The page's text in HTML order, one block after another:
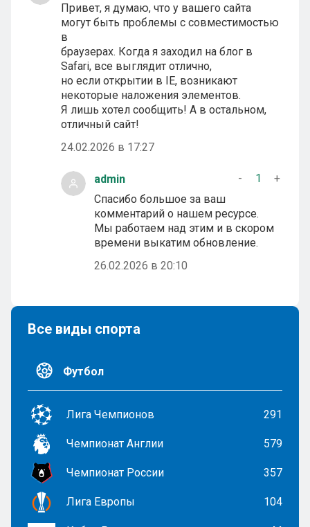
Привет, я думаю, что у вашего сайта
могут быть проблемы с совместимостью
в
браузерах. Когда я заходил на блог в
Safari, все выглядит отлично,
но если открытии в IE, возникают
некоторые наложения элементов.
Я лишь хотел сообщить! А в остальном,
отличный сайт!
24.02.2026 в 17:27
admin - 1
+
Спасибо большое за ваш
комментарий о нашем ресурсе.
Мы работаем над этим и в скором
времени выкатим обновление.
26.02.2026 в 20:10
Все виды спорта
Футбол
Лига Чемпионов 291
Чемпионат Англии 579
Чемпионат России 357
Лига Европы 104